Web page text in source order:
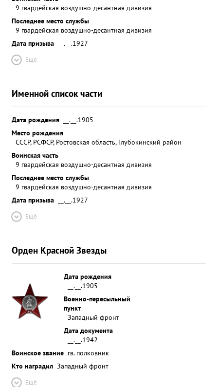
9 гвардейская воздушно-десантная дивизия
Последнее место службы
9 гвардейская воздушно-десантная дивизия
Дата призыва
__.__.1927
Ещё
Именной список части
Дата рождения
__.__.1905
Место рождения
СССР, РСФСР, Ростовская область, Глубокинский район
Воинская часть
9 гвардейская воздушно-десантная дивизия
Последнее место службы
9 гвардейская воздушно-десантная дивизия
Дата призыва
__.__.1927
Ещё
Орден Красной Звезды
Дата рождения
__.__.1905
Военно-пересыльный
пункт
Западный фронт
Дата документа
__.__.1942
Воинское звание гв. полковник
Кто наградил Западный фронт
Ещё